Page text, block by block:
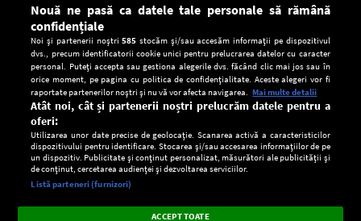
Descarcă gratuit aplicaţia Europa FM pentru smartphone:
Setări:
Dark
Radio live, podcasturi, știri și alerte ×
Nouă ne pasă ca datele tale personale să rămână
confidențiale
Noi și partenerii noștri585 stocăm și/sau accesăm informații pe dispozitivul
dvs., precum identificatorii cookie unici pentru prelucrarea datelor cu caracter
personal. Puteți accepta sau gestiona alegerile dvs. făcând clic mai jos sau în
orice moment, pe pagina cu politica de confidențialitate. Aceste alegeri vor fi
raportate partenerilor noștri și nu vă vor afecta navigarea. Mai multe detalii
Atât noi, cât și partenerii noștri prelucrăm datele pentru a
oferi:
Utilizarea unor date precise de geolocație. Scanarea activă a caracteristicilor
dispozitivului pentru identificare. Stocarea și/sau accesarea informațiilor de pe
un dispozitiv. Publicitate și conținut personalizat, măsurători ale publicității și
de conținut, cercetarea audienței și dezvoltarea serviciilor.
Listă parteneri (furnizori)
ACCEPT TOATE